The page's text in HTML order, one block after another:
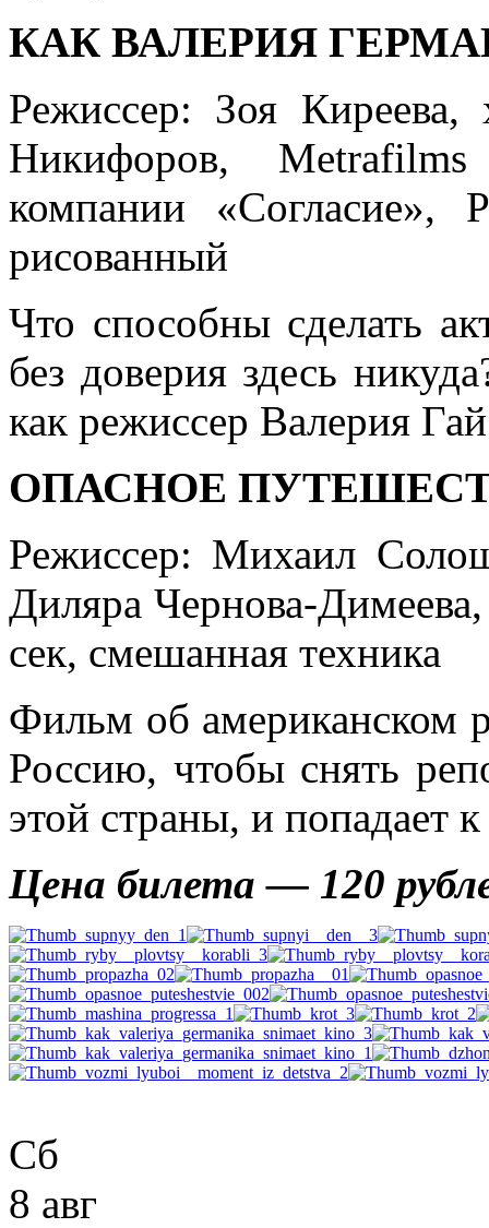
КАК ВАЛЕРИЯ
Режиссер: Зоя Киреева,
Никифоров,
компании
рисованный
Что способны сделать
без доверия здесь
как режиссер Валерия
ОПАСНОЕ
Режиссер: Михаил
Диляра Чернова-
сек, смешанная техника
Фильм об американском
Россию, чтобы снять
этой страны, и попадает
Цена билета— 120
Сб
8 авг